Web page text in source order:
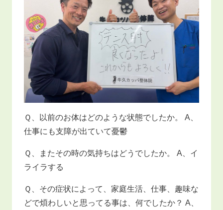
Ｑ、以前のお体はどのような状態でしたか。 A、
仕事にも支障が出ていて憂鬱
Ｑ、またその時の気持ちはどうでしたか。 A、イ
ライラする
Ｑ、その症状によって、家庭生活、仕事、趣味な
どで煩わしいと思ってる事は、何でしたか？ A、